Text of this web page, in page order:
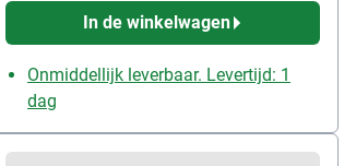
In de winkelwagen
Onmiddellijk leverbaar. Levertijd: 1
dag